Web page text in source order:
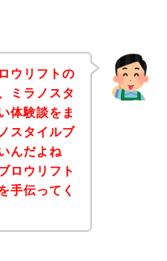
ウリフトの
ミラノスタ
体験談をま
スタイルブ
んだよね
ロウリフト
手伝ってく